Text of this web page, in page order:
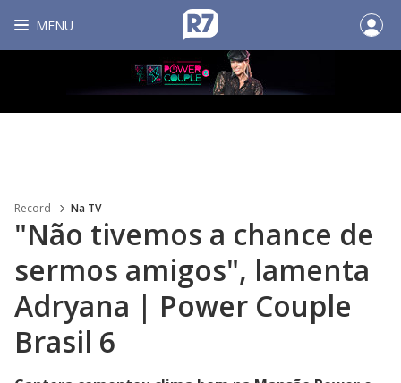
MENU
Record Na TV
"Não tivemos a chance de
sermos amigos", lamenta
Adryana | Power Couple
Brasil 6